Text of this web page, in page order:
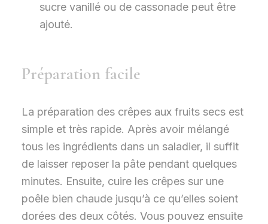
sucre vanillé ou de cassonade peut être
ajouté.
Préparation facile
La préparation des crêpes aux fruits secs est
simple et très rapide. Après avoir mélangé
tous les ingrédients dans un saladier, il suffit
de laisser reposer la pâte pendant quelques
minutes. Ensuite, cuire les crêpes sur une
poêle bien chaude jusqu’à ce qu’elles soient
dorées des deux côtés. Vous pouvez ensuite